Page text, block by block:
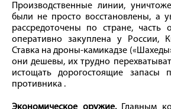
Производственные линии,
были не просто восстановлены, а
рассредоточены по стране, часть
оперативно закуплена у России,
Ставка на дроны-камикадзе
они дешевы, их трудно
истощать дорогостоящие запасы
противника .